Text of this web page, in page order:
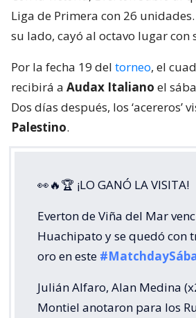
Liga de Primera con 26
su lado, cayó al octavo lugar con
Por la fecha 19 del torneo, el
recibirá a Audax Italiano el
Dos días después, los ‘acereros’
Palestino.
👀🔥🏆 ¡LO GANÓ LA VISITA!
Everton de Viña del Mar
Huachipato y se quedó con
oro en este
Julián Alfaro, Alan Medina
Montiel anotaron para los